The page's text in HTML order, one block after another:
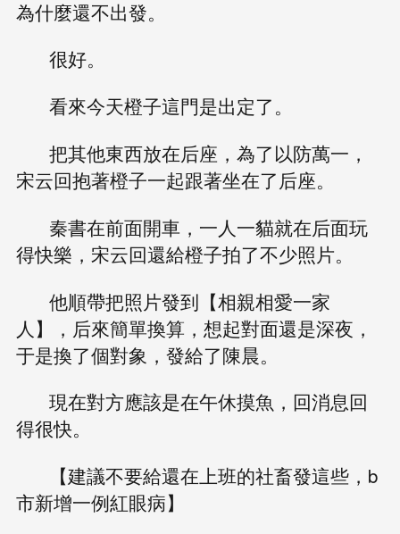
為什麼還不出發。
很好。
看來今天橙子這門是出定了。
把其他東西放在后座，為了以防萬一，
宋云回抱著橙子一起跟著坐在了后座。
秦書在前面開車，一人一貓就在后面玩
得快樂，宋云回還給橙子拍了不少照片。
他順帶把照片發到【相親相愛一家
人】，后來簡單換算，想起對面還是深夜，
于是換了個對象，發給了陳晨。
現在對方應該是在午休摸魚，回消息回
得很快。
【建議不要給還在上班的社畜發這些，b
市新增一例紅眼病】